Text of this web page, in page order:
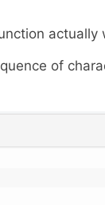
actually
of